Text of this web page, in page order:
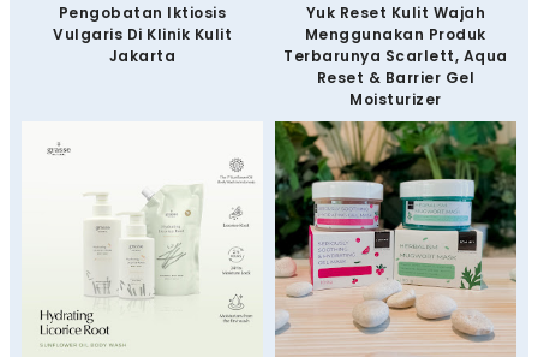
Pengobatan Iktiosis
Vulgaris Di Klinik Kulit
Jakarta
Yuk Reset Kulit Wajah
Menggunakan Produk
Terbarunya Scarlett, Aqua
Reset & Barrier Gel
Moisturizer